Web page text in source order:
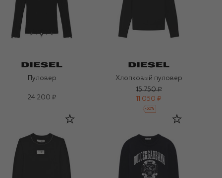
Пуловер
24 200 ₽
Хлопковый пуловер
15 750 ₽
11 050 ₽
-30%